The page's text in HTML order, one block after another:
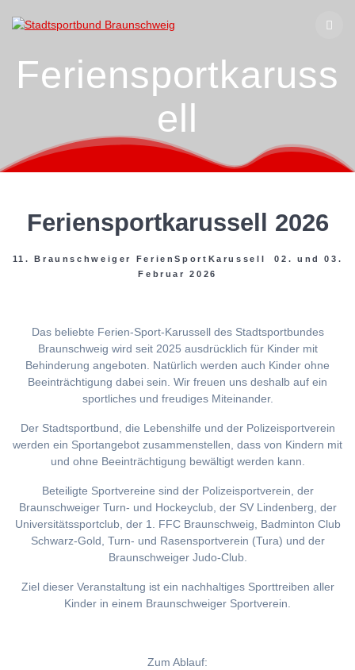
Feriensportkaruss
ell
Feriensportkarussell 2026
11. Braunschweiger FerienSportKarussell 02. und 03.
Februar 2026
Das beliebte Ferien-Sport-Karussell des Stadtsportbundes
Braunschweig wird seit 2025 ausdrücklich für Kinder mit
Behinderung angeboten. Natürlich werden auch Kinder ohne
Beeinträchtigung dabei sein. Wir freuen uns deshalb auf ein
sportliches und freudiges Miteinander.
Der Stadtsportbund, die Lebenshilfe und der Polizeisportverein
werden ein Sportangebot zusammenstellen, dass von Kindern mit
und ohne Beeinträchtigung bewältigt werden kann.
Beteiligte Sportvereine sind der Polizeisportverein, der
Braunschweiger Turn- und Hockeyclub, der SV Lindenberg, der
Universitätssportclub, der 1. FFC Braunschweig, Badminton Club
Schwarz-Gold, Turn- und Rasensportverein (Tura) und der
Braunschweiger Judo-Club.
Ziel dieser Veranstaltung ist ein nachhaltiges Sporttreiben aller
Kinder in einem Braunschweiger Sportverein.
Zum Ablauf: